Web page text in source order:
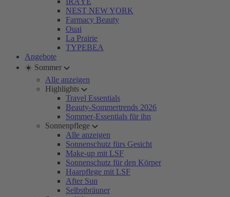
NEST NEW YORK
Farmacy Beauty
Ouai
La Prairie
TYPEBEA
Angebote
☀️ Sommer
Alle anzeigen
Highlights
Travel Essentials
Beauty-Sommertrends 2026
Sommer-Essentials für ihn
Sonnenpflege
Alle anzeigen
Sonnenschutz fürs Gesicht
Make-up mit LSF
Sonnenschutz für den Körper
Haarpflege mit LSF
After Sun
Selbstbräuner